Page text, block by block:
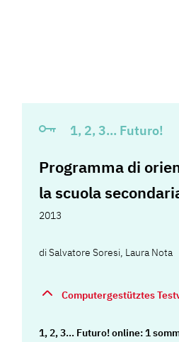
1, 2, 3... Futuro!
Programma di
la scuola
2013
diSalvatore Soresi, Laura Nota
Computergestütztes
1, 2, 3... Futuro! online: 1